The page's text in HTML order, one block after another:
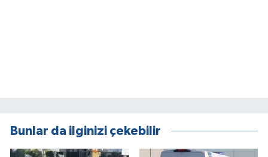
Bunlar da ilginizi çekebilir